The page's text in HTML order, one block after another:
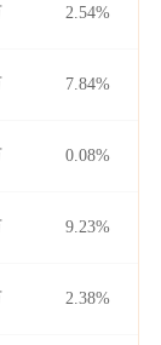
2.54%
7.84%
0.08%
9.23%
2.38%